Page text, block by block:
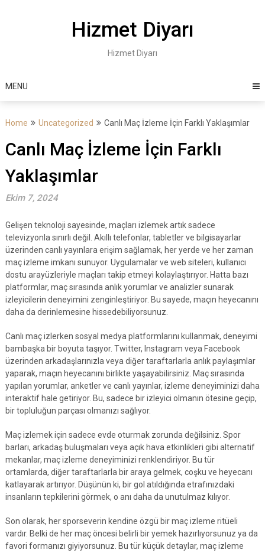
Hizmet Diyarı
Hizmet Diyarı
MENU
Home Uncategorized Canlı Maç İzleme İçin Farklı Yaklaşımlar
Canlı Maç İzleme İçin Farklı
Yaklaşımlar
Ekim 7, 2024
Gelişen teknoloji sayesinde, maçları izlemek artık sadece
televizyonla sınırlı değil. Akıllı telefonlar, tabletler ve bilgisayarlar
üzerinden canlı yayınlara erişim sağlamak, her yerde ve her zaman
maç izleme imkanı sunuyor. Uygulamalar ve web siteleri, kullanıcı
dostu arayüzleriyle maçları takip etmeyi kolaylaştırıyor. Hatta bazı
platformlar, maç sırasında anlık yorumlar ve analizler sunarak
izleyicilerin deneyimini zenginleştiriyor. Bu sayede, maçın heyecanını
daha da derinlemesine hissedebiliyorsunuz.
Canlı maç izlerken sosyal medya platformlarını kullanmak, deneyimi
bambaşka bir boyuta taşıyor. Twitter, Instagram veya Facebook
üzerinden arkadaşlarınızla veya diğer taraftarlarla anlık paylaşımlar
yaparak, maçın heyecanını birlikte yaşayabilirsiniz. Maç sırasında
yapılan yorumlar, anketler ve canlı yayınlar, izleme deneyiminizi daha
interaktif hale getiriyor. Bu, sadece bir izleyici olmanın ötesine geçip,
bir topluluğun parçası olmanızı sağlıyor.
Maç izlemek için sadece evde oturmak zorunda değilsiniz. Spor
barları, arkadaş buluşmaları veya açık hava etkinlikleri gibi alternatif
mekanlar, maç izleme deneyiminizi renklendiriyor. Bu tür
ortamlarda, diğer taraftarlarla bir araya gelmek, coşku ve heyecanı
katlayarak artırıyor. Düşünün ki, bir gol atıldığında etrafınızdaki
insanların tepkilerini görmek, o anı daha da unutulmaz kılıyor.
Son olarak, her sporseverin kendine özgü bir maç izleme ritüeli
vardır. Belki de her maç öncesi belirli bir yemek hazırlıyorsunuz ya da
favori formanızı giyiyorsunuz. Bu tür küçük detaylar, maç izleme